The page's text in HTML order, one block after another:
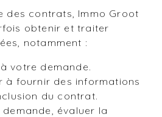
des contrats, Immo Groot
obtenir et traiter
notamment :
votre demande.
à fournir des informations
du contrat.
demande, évaluer la